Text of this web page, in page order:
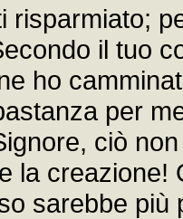
risparmiato;
il tuo
ho
per
ciò
la
sarebbe